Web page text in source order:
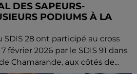
DES SAPEURS-
PODIUMS À LA
28 ont participé au cross
février 2026 par le SDIS 91 dans
Chamarande, aux côtés de...